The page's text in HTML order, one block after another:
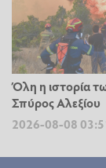
Όλη η ιστορία
Σπύρος Αλεξίου
2026-08-08